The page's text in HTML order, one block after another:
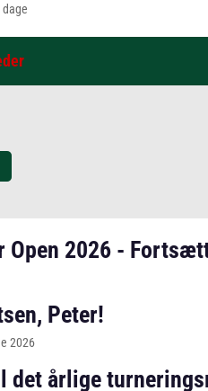
dage
Open 2026 -
Peter!
2026
det årlige